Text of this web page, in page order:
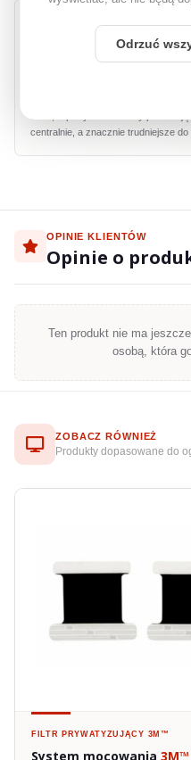
Prywatność pod kątem
Precyzyjna konstrukcja
patrzących z boku, zachowując
centralnie, a znacznie trudniejsze
OPINIE KLIENTÓW
Opinie o
Ten produkt nie ma
osobą, która
ZOBACZ RÓWNIEŻ
Produkty dopasowane do
FILTR PRYWATYZUJĄCY 3M™
System mocowania 3M™
Odrzuć